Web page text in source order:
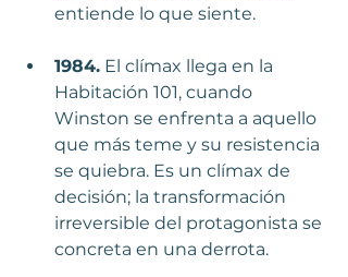
entiende lo que siente.
1984. El clímax llega en la
Habitación 101, cuando
Winston se enfrenta a aquello
que más teme y su resistencia
se quiebra. Es un clímax de
decisión; la transformación
irreversible del protagonista se
concreta en una derrota.